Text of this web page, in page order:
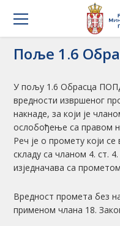
Поље 1.6
У пољу 1.6 Обрасца
вредности извршеног
накнаде, за који је
ослобођење са правом
Реч је о промету који
складу са чланом 4. ст.
изједначава са
Вредност промета без
применом члана 18.